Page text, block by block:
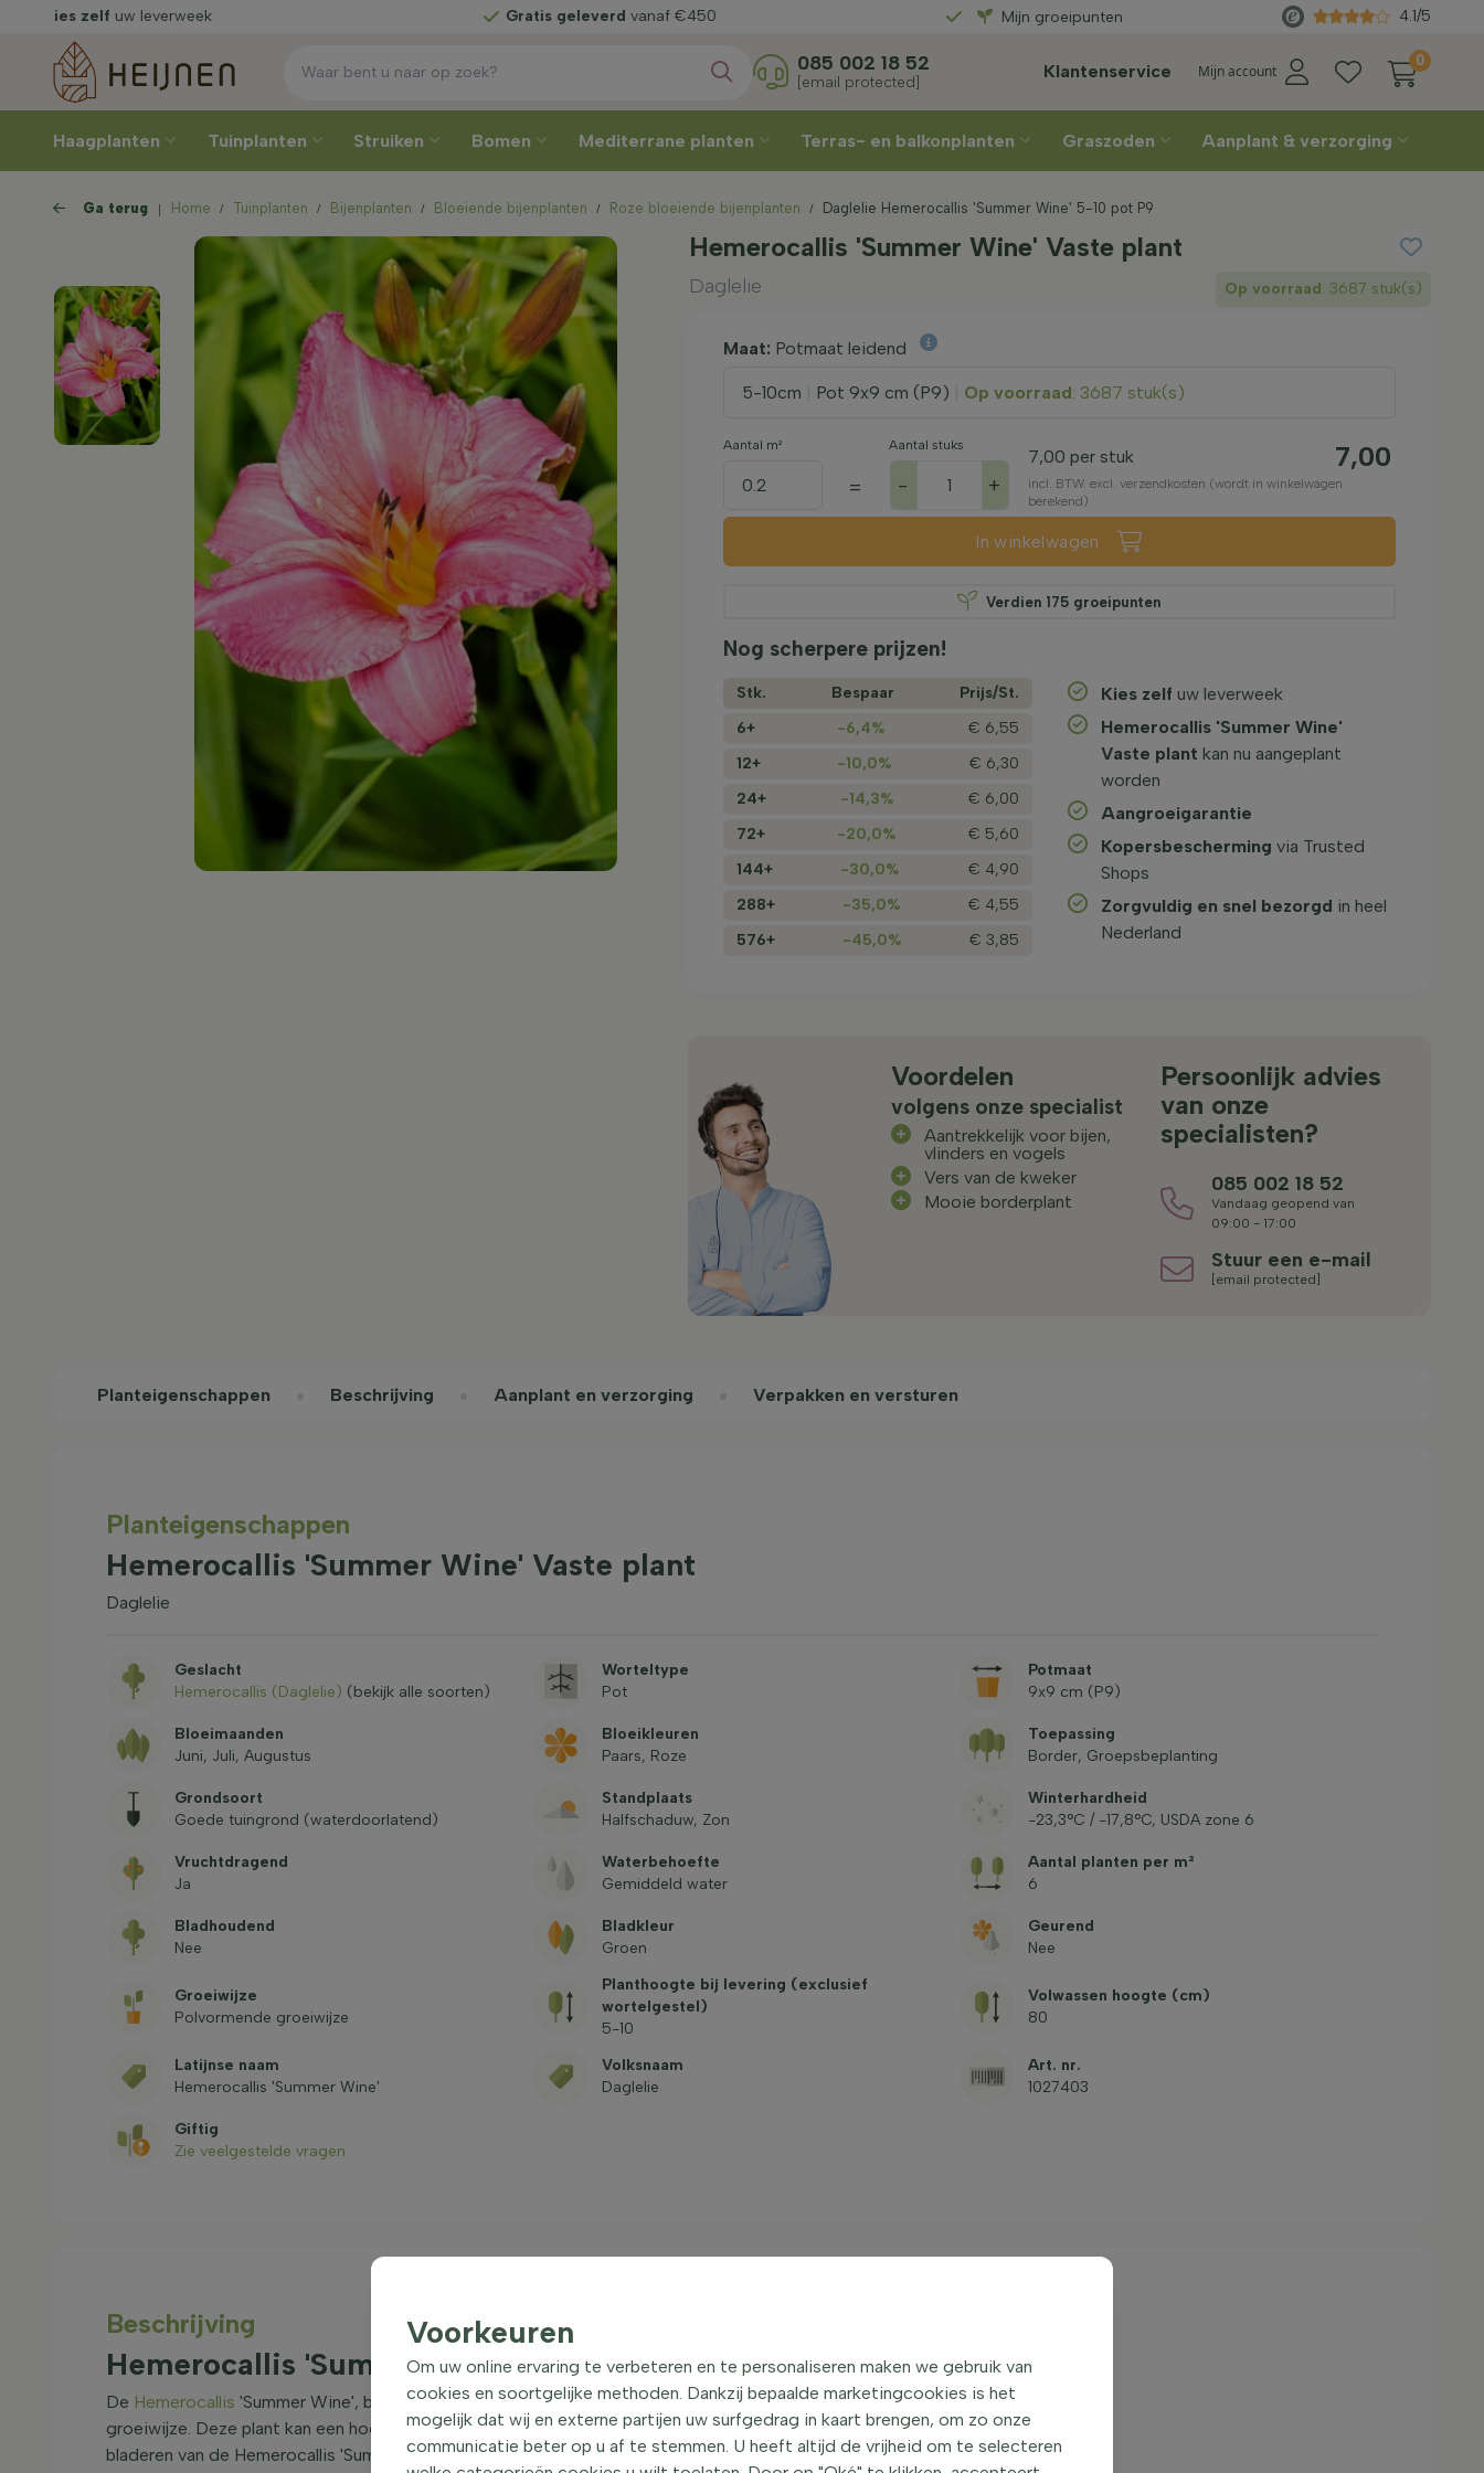
van de kweker Kies zelfuw leverweek Gratis geleverdvanaf €450 Rechtstreeks
Mijn groeipunten 4.1/5
Klantenservice Mijn account
0
085 002 18 52
[email protected]
Haagplanten Tuinplanten Struiken Bomen Mediterrane planten Terras- en balkonplanten Graszoden Aanplant & verzorging
Ga terug Home Tuinplanten Bijenplanten Bloeiende bijenplanten Roze bloeiende bijenplanten Daglelie Hemerocallis 'Summer Wine' 5-10 pot P9
Hemerocallis 'Summer Wine' Vaste plant
Daglelie Op voorraad: 3687 stuk(s)
Maat: Potmaat leidend
5-10cm Pot 9x9 cm (P9) Op voorraad: 3687 stuk(s)
Aantal m²
=
Aantal stuks
- +
7,00 per stuk 7,00
incl. BTW. excl. verzendkosten (wordt in winkelwagen
berekend)
In winkelwagen
Verdien 175 groeipunten
Nog scherpere prijzen!
Stk. Bespaar
Prijs/­St.
6+
-6,4%
€ 6,55
12+
-10,0%
€ 6,30
24+
-14,3%
€ 6,00
72+
-20,0%
€ 5,60
144+
-30,0%
€ 4,90
288+
-35,0%
€ 4,55
576+
-45,0% € 3,85
Kies zelf uw leverweek
Hemerocallis 'Summer Wine'
Vaste plant kan nu aangeplant
worden
Aangroeigarantie
Kopersbescherming via Trusted
Shops
Zorgvuldig en snel bezorgd in heel
Nederland
Voordelen
volgens onze specialist
Aantrekkelijk voor bijen,
vlinders en vogels
Vers van de kweker
Mooie borderplant
Persoonlijk advies
van onze
specialisten?
085 002 18 52
Vandaag geopend van
09:00 - 17:00
Stuur een e-mail
[email protected]
Planteigenschappen Beschrijving Aanplant en verzorging Verpakken en versturen
Planteigenschappen
Hemerocallis 'Summer Wine' Vaste plant
Daglelie
Geslacht
Hemerocallis (Daglelie) (bekijk alle soorten)
Worteltype
Pot
Potmaat
9x9 cm (P9)
Bloeimaanden
Juni, Juli, Augustus
Bloeikleuren
Paars, Roze
Toepassing
Border, Groepsbeplanting
Grondsoort
Goede tuingrond (waterdoorlatend)
Standplaats
Halfschaduw, Zon
Winterhardheid
-23,3°C / -17,8°C, USDA zone 6
Vruchtdragend
Ja
Waterbehoefte
Gemiddeld water
Aantal planten per m²
6
Bladhoudend
Nee
Bladkleur
Groen
Geurend
Nee
Groeiwijze
Polvormende groeiwijze
Planthoogte bij levering (exclusief
wortelgestel)
5-10
Volwassen hoogte (cm)
80
Latijnse naam
Hemerocallis 'Summer Wine'
Volksnaam
Daglelie
Art. nr.
1027403
Giftig
Zie veelgestelde vragen
Beschrijving
Hemerocallis 'Summer Wine' Vaste plant| Daglelie
De Hemerocallis 'Summer Wine', beter bekend als de daglelie, is een vaste plant met een polvormende
groeiwijze. Deze plant kan een hoogte bereiken van ongeveer 80 cm en is niet groenblijvend. De
bladeren van de Hemerocallis 'Summer Wine' zijn groen van kleur, smal en langwerpig van vorm. Ze
Voorkeuren
Om uw online ervaring te verbeteren en te personaliseren maken we gebruik van
cookies en soortgelijke methoden. Dankzij bepaalde marketingcookies is het
mogelijk dat wij en externe partijen uw surfgedrag in kaart brengen, om zo onze
communicatie beter op u af te stemmen. U heeft altijd de vrijheid om te selecteren